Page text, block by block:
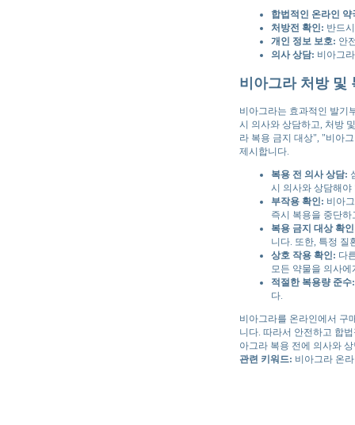
합법적인 온라인 약
처방전 확인: 반드
개인 정보 보호: 안
의사 상담: 비아그
비아그라 처방 및
비아그라는 효과적인 발기
시 의사와 상담하고, 처방
라 복용 금지 대상", "비아
제시합니다.
복용 전 의사 상담:
시 의사와 상담해야
부작용 확인: 비아
즉시 복용을 중단
복용 금지 대상 확
니다. 또한, 특정 질
상호 작용 확인: 다
모든 약물을 의사
적절한 복용량 준수:
다.
비아그라를 온라인에서 구
니다. 따라서 안전하고 합
아그라 복용 전에 의사와
관련 키워드: 비아그라 온